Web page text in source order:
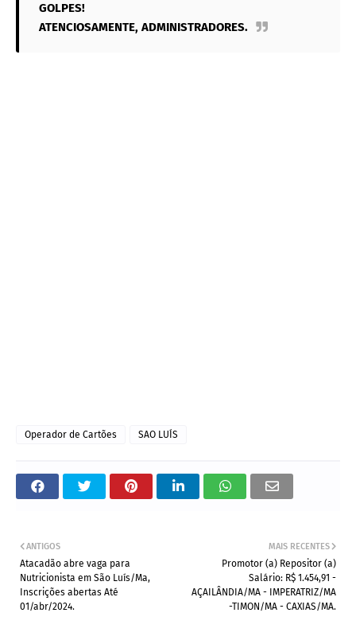
GOLPES!
ATENCIOSAMENTE, ADMINISTRADORES.
Operador de Cartões SAO LUÍS
MAIS RECENTES
Promotor (a) Repositor (a)
Salário: R$ 1.454,91 -
AÇAILÂNDIA/MA - IMPERATRIZ/MA
-TIMON/MA - CAXIAS/MA.
ANTIGOS
Atacadão abre vaga para
Nutricionista em São Luís/Ma,
Inscrições abertas Até
01/abr/2024.